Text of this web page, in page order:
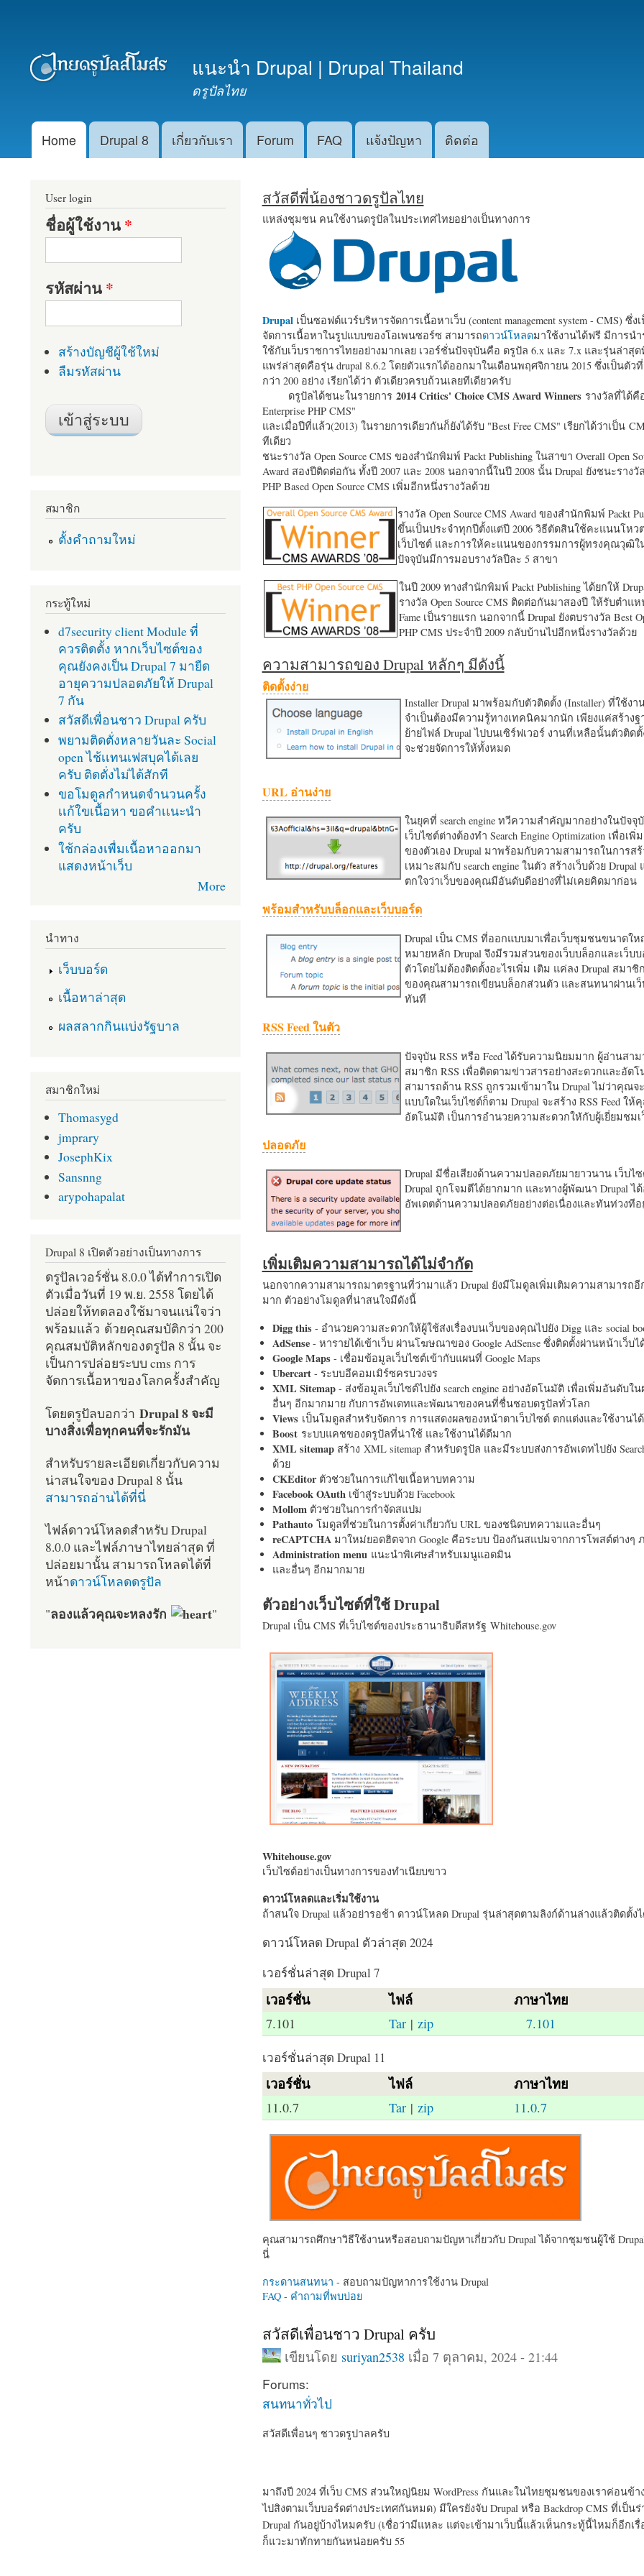
หลัก
แนะนำ Drupal | Drupal Thailand
ดรูปัลไทย
Main menu
Home Drupal 8 เกี่ยวกับเรา Forum FAQ แจ้งปัญหา ติดต่อ
สวัสดีพี่น้องชาวดรูปัลไทย
แหล่งชุมชน คนใช้งานดรูปัลในประเทศไทยอย่างเป็นทางการ
Drupalเป็นซอฟต์แวร์บริหารจัดการเนื้อหาเว็บ (content management system - CMS) ซึ่ง
จัดการเนื้อหาในรูปแบบของโอเพนซอร์ซ สามารถดาวน์โหลดมาใช้งานได้ฟรี มีการน
ใช้กับเว็บราชการไทยอย่างมากเลย เวอร์ชั่นปัจจุบันคือ ดรูปัล 6.x และ 7.x และรุ่นล่าสุด
แพร่ล่าสุดคือรุ่น drupal 8.6.2 โดยตัวแรกได้ออกมาในเดือนพฤศจิกายน 2015 ซึ่งเป็นตั
กว่า 200 อย่าง เรียกได้ว่า ตัวเดียวครบถ้วนเลยทีเดียวครับ
ดรูปัลได้ชนะในรายการ 2014 Critics' Choice CMS Award Winners รางวัลที่ได้คื
Enterprise PHP CMS"
และเมื่อปีที่แล้ว(2013) ในรายการเดียวกันก็ยังได้รับ "Best Free CMS" เรียกได้ว่าเป็น
ทีเดียว
ชนะรางวัล Open Source CMS ของสำนักพิมพ์ Packt Publishing ในสาขา Overall Open
Award สองปีติดต่อกัน ทั้งปี 2007 และ 2008 นอกจากนี้ในปี 2008 นั้น Drupal ยังชนะรางวั
PHP Based Open Source CMS เพิ่มอีกหนึ่งรางวัลด้วย
รางวัล Open Source CMS Award ของสำนักพิมพ์ Packt
ขึ้นเป็นประจำทุกปีตั้งแต่ปี 2006 วิธีตัดสินใช้คะแนนโหว
เว็บไซต์ และการให้คะแนนของกรรมการผู้ทรงคุณวุฒิใ
ปัจจุบันมีการมอบรางวัลปีละ 5 สาขา
ในปี 2009 ทางสำนักพิมพ์ Packt Publishing ได้ยกให้
รางวัล Open Source CMS ติดต่อกันมาสองปี ให้รับตำแ
Fame เป็นรายแรก นอกจากนี้ Drupal ยังตบรางวัล Best
PHP CMS ประจำปี 2009 กลับบ้านไปอีกหนึ่งรางวัลด้วย
ความสามารถของ Drupal หลักๆ มีดังนี้
ติดตั้งง่าย
Installer Drupal มาพร้อมกับตัวติดตั้ง (Installer) ที่ใช้งา
จำเป็นต้องมีความรู้ทางเทคนิคมากนัก เพียงแค่สร้าง
ย้ายไฟล์ Drupal ไปบนเซิร์ฟเวอร์ งานที่เหลือนั้นตัวติดตั้
จะช่วยจัดการให้ทั้งหมด
URL อ่านง่าย
ในยุคที่ search engine ทวีความสำคัญมากอย่างในปัจจุ
เว็บไซต์ต่างต้องทำ Search Engine Optimization เพื่อเ
ของตัวเอง Drupal มาพร้อมกับความสามารถในการสร้
เหมาะสมกับ search engine ในตัว สร้างเว็บด้วย
ตกใจว่าเว็บของคุณมีอันดับดีอย่างที่ไม่เคยคิดมาก่อน
พร้อมสำหรับบล็อกและเว็บบอร์ด
Drupal เป็น CMS ที่ออกแบบมาเพื่อเว็บชุมชนขนาดให
หมายหลัก Drupal จึงมีรวมส่วนของเว็บบล็อกและเว็บ
ตัวโดยไม่ต้องติดตั้งอะไรเพิ่ม เติม แค่ลง Drupal สมาชิ
ของคุณสามารถเขียนบล็อกส่วนตัว และสนทนาผ่านเว็
ทันที
RSS Feed ในตัว
ปัจจุบัน RSS หรือ Feed ได้รับความนิยมมาก ผู้อ่านสา
สมาชิก RSS เพื่อติดตามข่าวสารอย่างสะดวกและอัต
สามารถด้าน RSS ถูกรวมเข้ามาใน Drupal ไม่ว่าคุณจ
แบบใดในเว็บไซต์ก็ตาม Drupal จะสร้าง RSS Feed ให้
อัตโนมัติ เป็นการอำนวยความสะดวกใหักับผู้เยี่ยมชม
ปลอดภัย
Drupal มีชื่อเสียงด้านความปลอดภัยมายาวนาน เว็บไ
Drupal ถูกโจมตีได้ยากมาก และทางผู้พัฒนา Drupal ไ
อัพเดตด้านความปลอดภัยอย่างต่อเนื่องและทันท่วงทีอ
เพิ่มเติมความสามารถได้ไม่จำกัด
นอกจากความสามารถมาตรฐานที่ว่ามาแล้ว Drupal ยังมีโมดูลเพิ่มเติมความสามารถอี
มาก ตัวอย่างโมดูลที่น่าสนใจมีดังนี้
Digg this- อำนวยความสะดวกให้ผู้ใช้ส่งเรื่องบนเว็บของคุณไปยัง Digg และ social
AdSense- หารายได้เข้าเว็บ ผ่านโฆษณาของ Google AdSense ซึ่งติดตั้งผ่านหน้าเว็บไ
Google Maps- เชื่อมข้อมูลเว็บไซต์เข้ากับแผนที่ Google Maps
Ubercart- ระบบอีคอมเมิร์ซครบวงจร
XML Sitemap- ส่งข้อมูลเว็บไซต์ไปยัง search engine อย่างอัตโนมัติ เพื่อเพิ่มอันดับใ
อื่นๆ อีกมากมาย กับการอัพเดทและพัฒนาของคนที่ชื่นชอบดรูปัลทั่วโลก
Views เป็นโมดูลสำหรับจัดการ การแสดงผลของหน้าตาเว็บไซต์ ตกแต่งและใช้งานไ
Boost ระบบแคชของดรูปัลที่น่าใช้ และใช้งานได้ดีมาก
XML sitemapสร้าง XML sitemap สำหรับดรูปัล และมีระบบส่งการอัพเดทไปยัง
ด้วย
CKEditorตัวช่วยในการแก้ไขเนื้อหาบทความ
Facebook OAuth เข้าสู่ระบบด้วย Facebook
Mollom ตัวช่วยในการกำจัดสแปม
Pathautoโมดูลที่ช่วยในการตั้งค่าเกี่ยวกับ URL ของชนิดบทความและอื่นๆ
reCAPTCHA มาใหม่ยอดฮิตจาก Google คือระบบ ป้องกันสแปมจากการโพสต์ต่างๆ
Administration menu แนะนำพิเศษสำหรับเมนูแอดมิน
และอื่นๆ อีกมากมาย
ตัวอย่างเว็บไซต์ที่ใช้ Drupal
Drupal เป็น CMS ที่เว็บไซต์ของประธานาธิบดีสหรัฐ Whitehouse.gov
Whitehouse.gov
เว็บไซต์อย่างเป็นทางการของทำเนียบขาว
ดาวน์โหลดและเริ่มใช้งาน
ถ้าสนใจ Drupal แล้วอย่ารอช้า ดาวน์โหลด Drupal รุ่นล่าสุดตามลิงก์ด้านล่างแล้วติดตั้ง
ดาวน์โหลด Drupal ตัวล่าสุด 2024
เวอร์ชั่นล่าสุด Drupal 7
เวอร์ชั่น ไฟล์ ภาษาไทย
7.101 Tar| zip 7.101
เวอร์ชั่นล่าสุด Drupal 11
เวอร์ชั่น ไฟล์ ภาษาไทย
11.0.7 Tar| zip 11.0.7
คุณสามารถศึกษาวิธีใช้งานหรือสอบถามปัญหาเกี่ยวกับ Drupal ได้จากชุมชนผู้ใช้
นี่
กระดานสนทนา - สอบถามปัญหาการใช้งาน Drupal
FAQ - คำถามที่พบบ่อย
สวัสดีเพื่อนชาว Drupal ครับ
เขียนโดย suriyan2538 เมื่อ 7 ตุลาคม, 2024 - 21:44
Forums:
สนทนาทั่วไป
สวัสดีเพื่อนๆ ชาวดรูปาลครับ
มาถึงปี 2024 ที่เว็บ CMS ส่วนใหญ่นิยม WordPress กันและในไทยชุมชนของเราค่อนข้า
ไปสิงตามเว็บบอร์ดต่างประเทศกันหมด) มีใครยังจับ Drupal หรือ Backdrop CMS ที่เป็น
Drupal กันอยู่บ้างไหมครับ (เชื่อว่ามีแหละ แต่จะเข้ามาเว็บนี้แล้วเห็นกระทู้นี้ไหมก็อีกเรื่
ก็แวะมาทักทายกันหน่อยครับ 55
User login
ชื่อผู้ใช้งาน*
รหัสผ่าน*
สร้างบัญชีผู้ใช้ใหม่
ลืมรหัสผ่าน
สมาชิก
ตั้งคำถามใหม่
กระทู้ใหม่
d7security client Module ที่
ควรติดตั้ง หากเว็บไซต์ของ
คุณยังคงเป็น Drupal 7 มายืด
อายุความปลอดภัยให้ Drupal
7 กัน
สวัสดีเพื่อนชาว Drupal ครับ
พยามติดตั่งหลายวันละ Social
open ไช้เเทนเฟสบุคได้เลย
ครับ ติดตั่งไม่ได้สักที
ขอโมดูลกำหนดจำนวนครั้ง
เเก้ใขเนื้อหา ขอคำเเนะนำ
ครับ
ใช้กล่องเพื่มเนื้อหาออกมา
แสดงหน้าเว็บ
More
นำทาง
เว็บบอร์ด
เนื้อหาล่าสุด
ผลสลากกินแบ่งรัฐบาล
สมาชิกใหม่
Thomasygd
jmprary
JosephKix
Sansnng
arypohapalat
Drupal 8 เปิดตัวอย่างเป็นทางการ
ดรูปัลเวอร์ชั่น 8.0.0 ได้ทำการเปิด
ตัวเมื่อวันที่ 19 พ.ย. 2558 โดยได้
ปล่อยให้ทดลองใช้มาจนแน่ใจว่า
พร้อมแล้ว ด้วยคุณสมบัติกว่า 200
คุณสมบัติหลักของดรูปัล 8 นั้น จะ
เป็นการปล่อยระบบ cms การ
จัดการเนื้อหาของโลกครั้งสำคัญ
โดยดรูปัลบอกว่า Drupal 8 จะมี
บางสิ่งเพื่อทุกคนที่จะรักมัน
สำหรับรายละเอียดเกี่ยวกับความ
น่าสนใจของ Drupal 8 นั้น
สามารถอ่านได้ที่นี่
ไฟล์ดาวน์โหลดสำหรับ Drupal
8.0.0 และไฟล์ภาษาไทยล่าสุด ที่
ปล่อยมานั้น สามารถโหลดได้ที่
หน้าดาวน์โหลดดรูปัล
"ลองแล้วคุณจะหลงรัก "